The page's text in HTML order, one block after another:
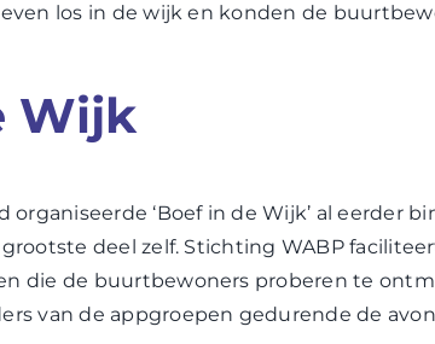
los in de wijk en konden de
Wijk
‘Boef in de Wijk’ al eerder
deel zelf. Stichting WABP
die de buurtbewoners proberen te
van de appgroepen gedurende de